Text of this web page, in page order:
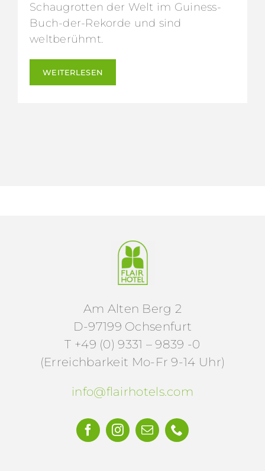
Schaugrotten der Welt im Guiness-
Buch-der-Rekorde und sind
weltberühmt.
WEITERLESEN
Am Alten Berg 2
D-97199 Ochsenfurt
T +49 (0) 9331 – 9839 -0
(Erreichbarkeit Mo-Fr 9-14 Uhr)
info@flairhotels.com